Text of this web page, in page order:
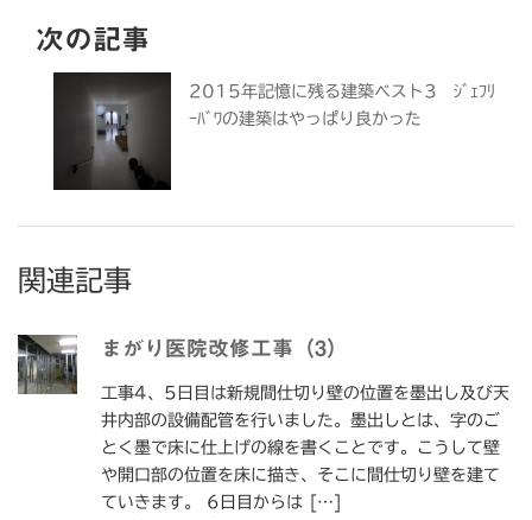
次の記事
2015年記憶に残る建築ベスト3 ｼﾞｪﾌﾘ
ｰﾊﾞﾜの建築はやっぱり良かった
関連記事
まがり医院改修工事（3）
工事4、5日目は新規間仕切り壁の位置を墨出し及び天
井内部の設備配管を行いました。墨出しとは、字のご
とく墨で床に仕上げの線を書くことです。こうして壁
や開口部の位置を床に描き、そこに間仕切り壁を建て
ていきます。 6日目からは […]